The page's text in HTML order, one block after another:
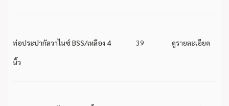
ท่อประปากัลวาไนซ์ BSS/เหลือง 4
นิ้ว
39 ดูรายละเอียด